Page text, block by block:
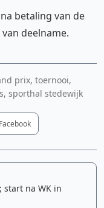
betaling van de
deelname.
prix, toernooi,
sporthal stedewijk
Facebook
start na WK in